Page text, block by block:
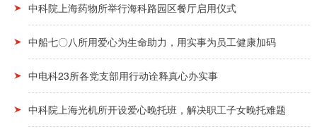
中科院上海药物所举行海科路园区餐厅启用仪式
中船七〇八所用爱心为生命助力，用实事为员工健康加码
中电科23所各党支部用行动诠释真心办实事
中科院上海光机所开设爱心晚托班，解决职工子女晚托难题